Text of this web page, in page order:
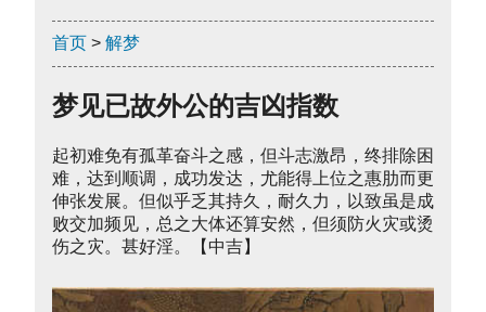
首页 > 解梦
梦见已故外公的吉凶指数
起初难免有孤革奋斗之感，但斗志激昂，终排除困
难，达到顺调，成功发达，尤能得上位之惠肋而更
伸张发展。但似乎乏其持久，耐久力，以致虽是成
败交加频见，总之大体还算安然，但须防火灾或烫
伤之灾。甚好淫。【中吉】